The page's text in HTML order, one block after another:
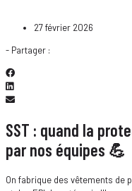
27 février 2026
- Partager :
SST : quand la
par nos équipes 💪
On fabrique des vêtements